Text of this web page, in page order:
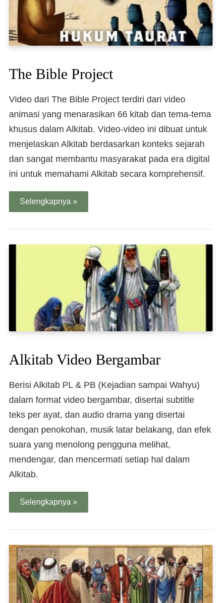
The Bible Project
Video dari The Bible Project terdiri dari video
animasi yang menarasikan 66 kitab dan tema-tema
khusus dalam Alkitab. Video-video ini dibuat untuk
menjelaskan Alkitab berdasarkan konteks sejarah
dan sangat membantu masyarakat pada era digital
ini untuk memahami Alkitab secara komprehensif.
Selengkapnya »
Alkitab Video Bergambar
Berisi Alkitab PL & PB (Kejadian sampai Wahyu)
dalam format video bergambar, disertai subtitle
teks per ayat, dan audio drama yang disertai
dengan penokohan, musik latar belakang, dan efek
suara yang menolong pengguna melihat,
mendengar, dan mencermati setiap hal dalam
Alkitab.
Selengkapnya »